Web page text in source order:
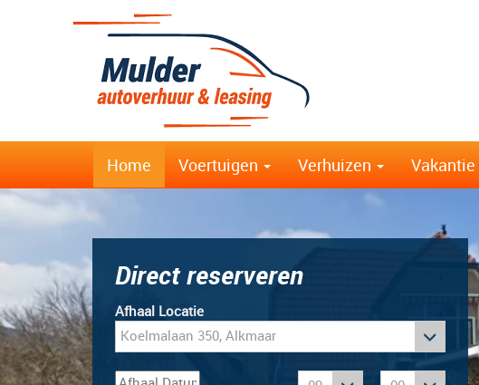
Home Voertuigen Verhuizen Vakantie
Direct reserveren
Afhaal Locatie